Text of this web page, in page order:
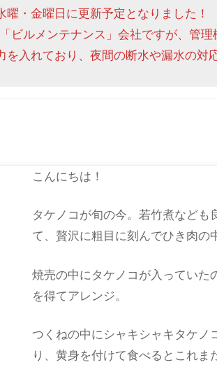
・金曜日に更新予定となりました！
ルメンテナンス」会社ですが、管理
入れており、夜間の断水や漏水の対
こんにちは！
タケノコが旬の今。若竹煮なども
て、贅沢に粗目に刻んでひき肉の
焼売の中にタケノコが入っていた
を得てアレンジ。
つくねの中にシャキシャキタケノ
り、黄身を付けて食べるとこれま